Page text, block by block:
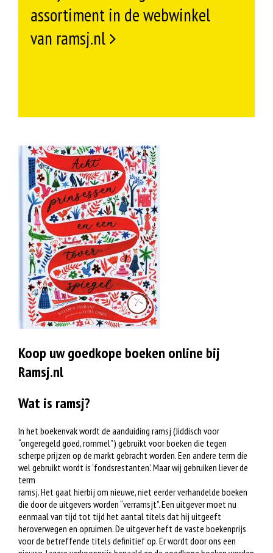
assortiment in de webwinkel
van ramsj.nl
Koop uw goedkope boeken online bij
Ramsj.nl
Wat is ramsj?
In het boekenvak wordt de aanduiding ramsj (Jiddisch voor
“ongeregeld goed, rommel”) gebruikt voor boeken die tegen
scherpe prijzen op de markt gebracht worden. Een andere term die
wel gebruikt wordt is ‘fondsrestanten’. Maar wij gebruiken liever de
term
ramsj. Het gaat hierbij om nieuwe, niet eerder verhandelde boeken
die door de uitgevers worden “verramsjt”. Een uitgever moet nu
eenmaal van tijd tot tijd het aantal titels dat hij uitgeeft
heroverwegen en opruimen. De uitgever heft de vaste boekenprijs
voor de betreffende titels definitief op. Er wordt door ons een